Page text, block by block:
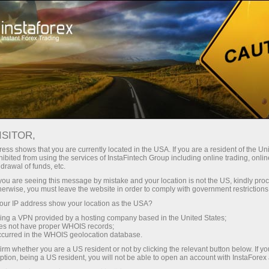
Con InstaForex obtiene acceso a
competitivas: apalancamiento de
hasta 1:5000, unos de los mejores
spreads y comisiones del
mercado, así como condiciones
atractivas para operar con
acciones e índices.
Spreads mínimos
Bono del 30%
en cada depósito
Velocidad
en el trading y en la pista
shows that you are currently located in the USA. If you are a resident of the
from using the services of InstaFintech Group including online trading,
of funds, etc.
are seeing this message by mistake and your location is not the US, kindly
you must leave the website in order to comply with government
IP address show your location as the USA?
a VPN provided by a hosting company based in the United States;
not have proper WHOIS records;
in the WHOIS geolocation database.
whether you are a US resident or not by clicking the relevant button below. If
being a US resident, you will not be able to open an account with InstaForex